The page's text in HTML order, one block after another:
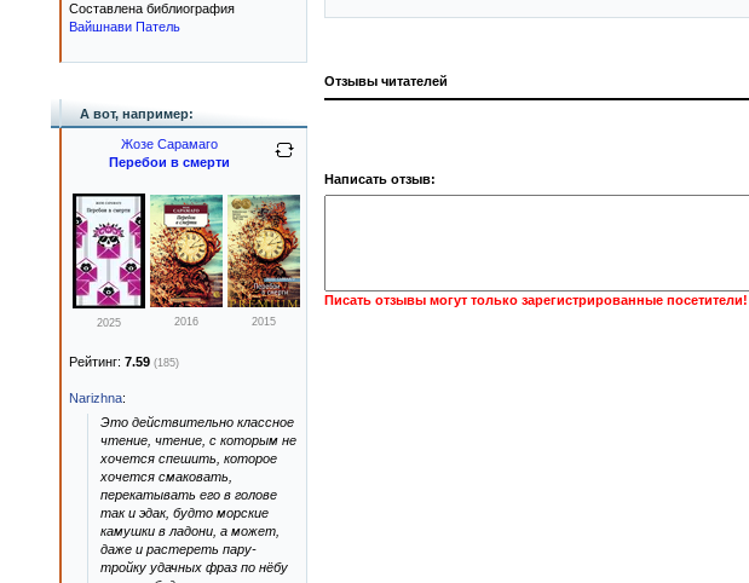
Отзывы читателей
Написать отзыв:
Писать отзывы могут только зарегистрированные посетители!
Составлена библиография
Вайшнави Патель
А вот, например:
Жозе Сарамаго
Перебои в смерти
2025 2016 2015
Рейтинг: 7.59 (185)
Narizhna:
Это действительно классное
чтение, чтение, с которым не
хочется спешить, которое
хочется смаковать,
перекатывать его в голове
так и эдак, будто морские
камушки в ладони, а может,
даже и растереть пару-
тройку удачных фраз по нёбу